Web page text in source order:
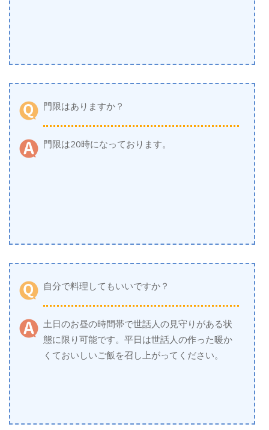
門限はありますか？
門限は20時になっております。
自分で料理してもいいですか？
土日のお昼の時間帯で世話人の見守りがある状
態に限り可能です。平日は世話人の作った暖か
くておいしいご飯を召し上がってください。